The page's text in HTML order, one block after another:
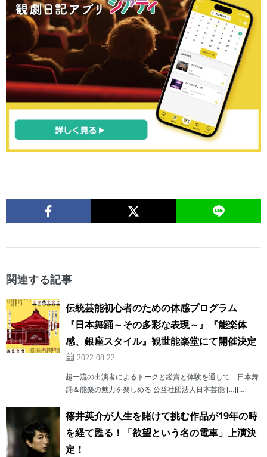
関連する記事
伝統芸能初心者のための体感プログラム
『日本舞踊～その多彩な表現～』『能楽体
感、銀座スタイル』観世能楽堂にて開催決定
2022.08.22
超一流の出演者によるトークと鑑賞と体験を通して 日本舞
踊＆能楽の魅力を楽しめる 公益社団法人日本芸能 […][…]
篠井英介が人生を賭けて挑む作品が19年の時
を経て甦る！「欲望という名の電車」上演決
定！